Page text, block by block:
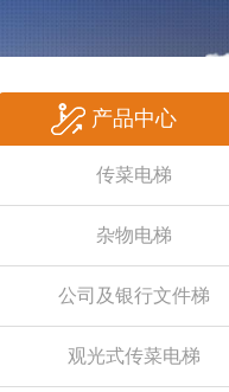
产品中心
传菜电梯
杂物电梯
公司及银行文件梯
观光式传菜电梯